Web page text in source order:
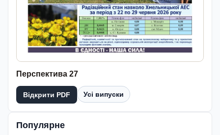
Перспектива 27
Відкрити PDF Усі випуски
Популярне